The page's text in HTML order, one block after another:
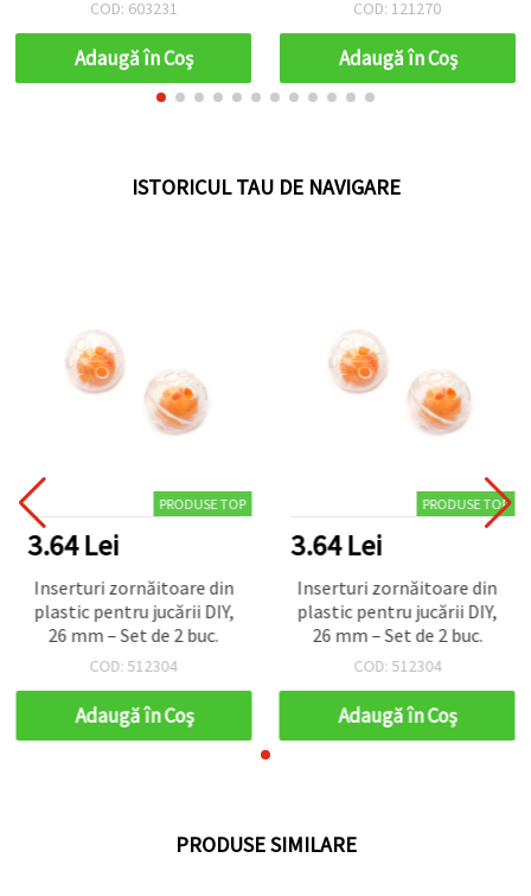
COD: 603231
Adaugă în Coş
COD: 121270
Adaugă în Coş
ISTORICUL TAU DE NAVIGARE
PRODUSE TOP
3.64 Lei
Inserturi zornăitoare din
plastic pentru jucării DIY,
26 mm – Set de 2 buc.
COD: 512304
Adaugă în Coş
PRODUSE TOP
3.64 Lei
Inserturi zornăitoare din
plastic pentru jucării DIY,
26 mm – Set de 2 buc.
COD: 512304
Adaugă în Coş
PRODUSE SIMILARE